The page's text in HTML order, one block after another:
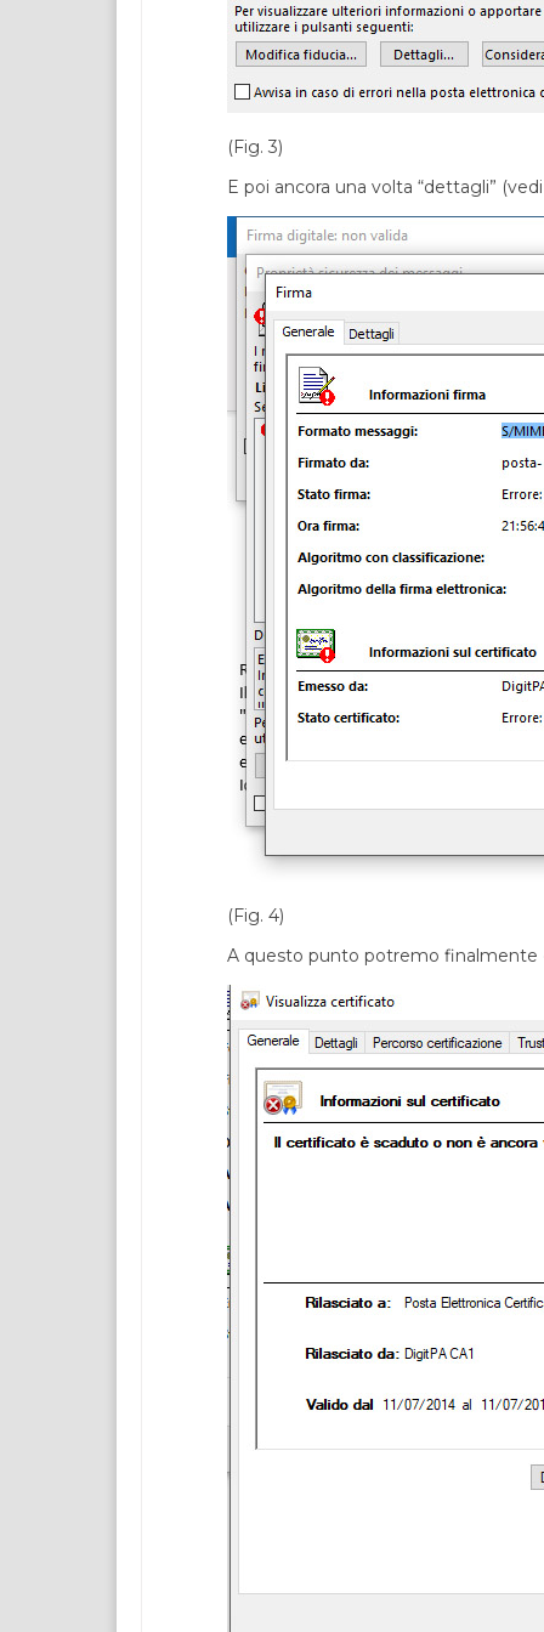
(Fig. 3)
E poi ancora una volta “dettagli”
(Fig. 4)
A questo punto potremo finalmente